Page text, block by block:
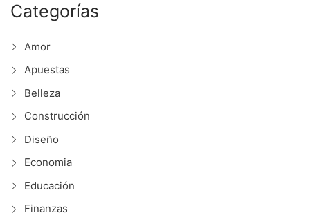
Categorías
Amor
Apuestas
Belleza
Construcción
Diseño
Economia
Educación
Finanzas